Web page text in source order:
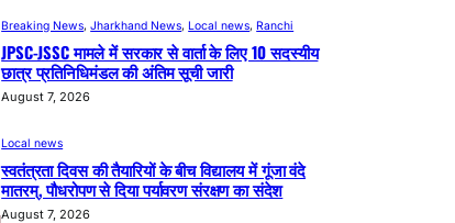
Breaking News, Jharkhand News, Local news, Ranchi
JPSC-JSSC मामले में सरकार से वार्ता के लिए 10 सदस्यीय
छात्र प्रतिनिधिमंडल की अंतिम सूची जारी
August 7, 2026
Local news
स्वतंत्रता दिवस की तैयारियों के बीच विद्यालय में गूंजा वंदे
मातरम्, पौधरोपण से दिया पर्यावरण संरक्षण का संदेश
August 7, 2026